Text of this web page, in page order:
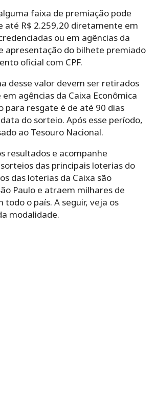
faixa de premiação pode
até R$ 2.259,20 diretamente em
ou em agências da
apresentação do bilhete premiado
oficial com CPF.
desse valor devem ser retirados
agências da Caixa Econômica
para resgate é de até 90 dias
do sorteio. Após esse período,
ao Tesouro Nacional.
resultados e acompanhe
das principais loterias do
das loterias da Caixa são
Paulo e atraem milhares de
todo o país. A seguir, veja os
modalidade.